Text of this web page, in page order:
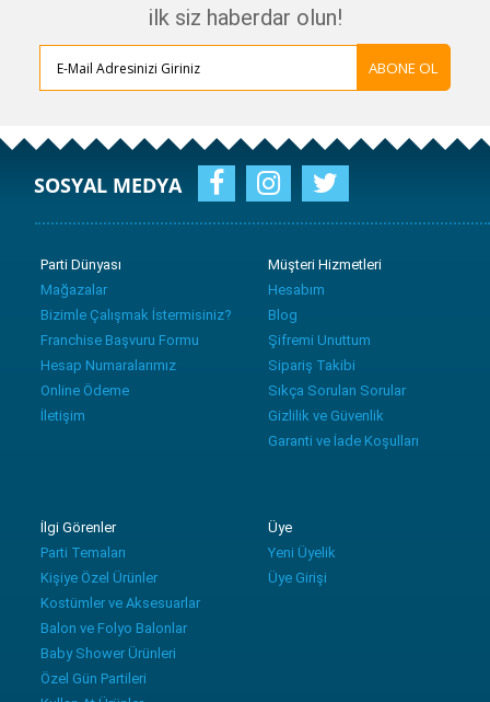
ilk siz haberdar olun!
ABONE OL
SOSYAL MEDYA
Parti Dünyası
Mağazalar
Bizimle Çalışmak İstermisiniz?
Franchise Başvuru Formu
Hesap Numaralarımız
Online Ödeme
İletişim
Müşteri Hizmetleri
Hesabım
Blog
Şifremi Unuttum
Sipariş Takibi
Sıkça Sorulan Sorular
Gizlilik ve Güvenlik
Garanti ve İade Koşulları
İlgi Görenler
Parti Temaları
Kişiye Özel Ürünler
Kostümler ve Aksesuarlar
Balon ve Folyo Balonlar
Baby Shower Ürünleri
Özel Gün Partileri
Üye
Yeni Üyelik
Üye Girişi